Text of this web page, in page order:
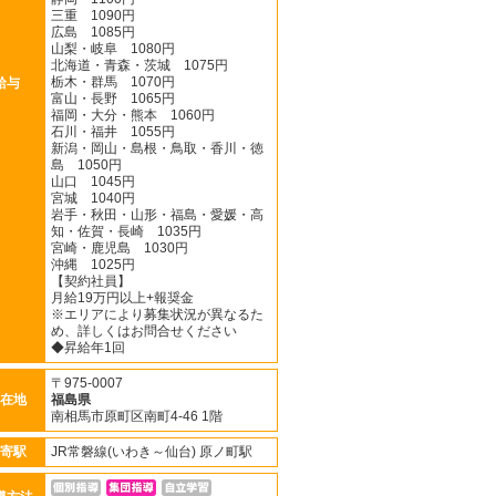
与
三重 1090円
広島 1085円
山梨・岐阜 1080円
北海道・青森・茨城 1075円
栃木・群馬 1070円
富山・長野 1065円
福岡・大分・熊本 1060円
石川・福井 1055円
新潟・岡山・島根・鳥取・香川・徳
島 1050円
山口 1045円
宮城 1040円
岩手・秋田・山形・福島・愛媛・高
知・佐賀・長崎 1035円
宮崎・鹿児島 1030円
沖縄 1025円
【契約社員】
月給19万円以上+報奨金
※エリアにより募集状況が異なるた
め、詳しくはお問合せください
◆昇給年1回
地
〒975-0007
福島県
南相馬市原町区南町4-46 1階
駅 JR常磐線(いわき～仙台) 原ノ町駅